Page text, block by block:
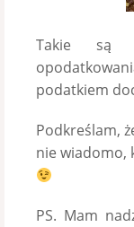
Takie są
podatkiem
Podkreślam,
nie wiadomo,
PS. Mam